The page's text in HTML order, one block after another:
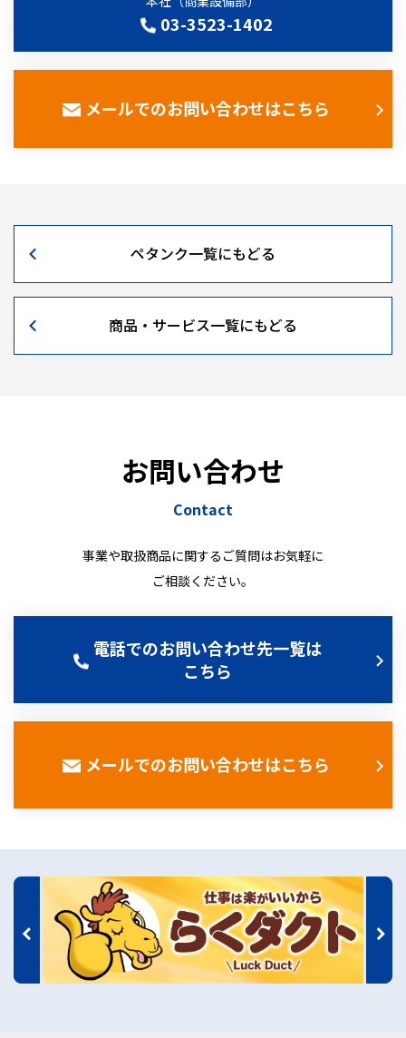
03-3523-1402
メールでのお問い合わせはこちら
ペタンク一覧にもどる
商品・サービス一覧にもどる
お問い合わせ
Contact
事業や取扱商品に関するご質問はお気軽に
ご相談ください。
電話でのお問い合わせ先一覧は
こちら
メールでのお問い合わせはこちら